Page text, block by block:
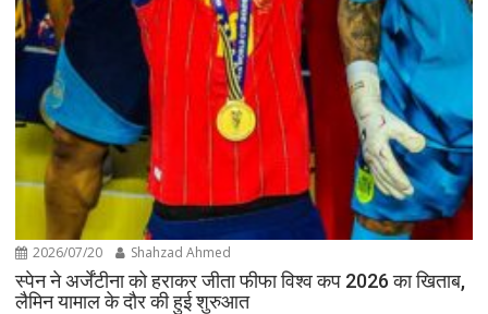
2026/07/20 Shahzad Ahmed
स्पेन ने अर्जेंटीना को हराकर जीता फीफा विश्व कप 2026 का खिताब,
लैमिन यामाल के दौर की हुई शुरुआत